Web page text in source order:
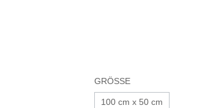
GRÖSSE
100 cm x 50 cm